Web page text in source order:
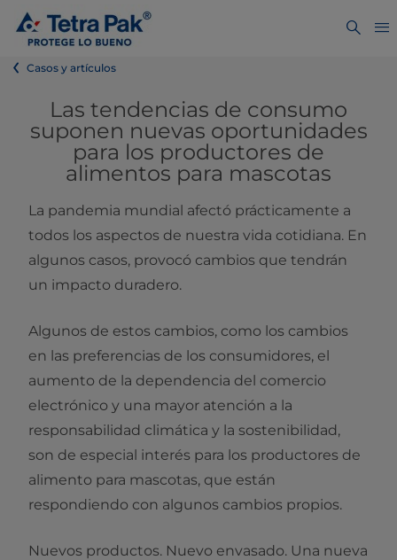
Casos y artículos
Las tendencias de consumo
suponen nuevas oportunidades
para los productores de
alimentos para mascotas
La pandemia mundial afectó prácticamente a
todos los aspectos de nuestra vida cotidiana. En
algunos casos, provocó cambios que tendrán
un impacto duradero.
Algunos de estos cambios, como los cambios
en las preferencias de los consumidores, el
aumento de la dependencia del comercio
electrónico y una mayor atención a la
responsabilidad climática y la sostenibilidad,
son de especial interés para los productores de
alimento para mascotas, que están
respondiendo con algunos cambios propios.
Nuevos productos. Nuevo envasado. Una nueva